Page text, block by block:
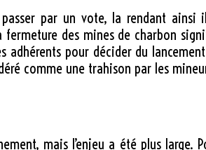
par un vote, la rendant ainsi
des mines de charbon
pour décider du
comme une trahison par les
mais l’enjeu a été plus large.